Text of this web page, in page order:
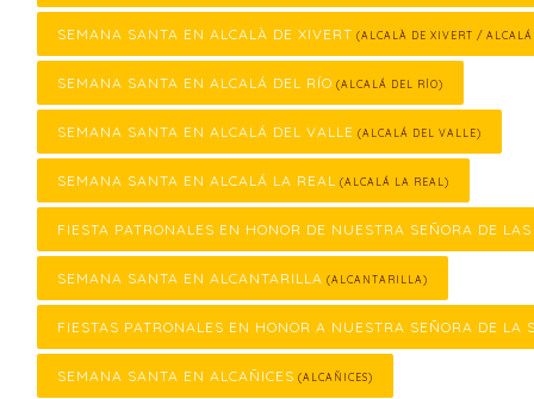
SEMANA SANTA EN ALCALÀ DE XIVERT (ALCALÀ DE XIVERT /
SEMANA SANTA EN ALCALÁ DEL RÍO (ALCALÁ DEL RÍO)
SEMANA SANTA EN ALCALÁ DEL VALLE (ALCALÁ DEL VALLE)
SEMANA SANTA EN ALCALÁ LA REAL (ALCALÁ LA REAL)
FIESTA PATRONALES EN HONOR DE NUESTRA SEÑORA DE LAS
SEMANA SANTA EN ALCANTARILLA (ALCANTARILLA)
FIESTAS PATRONALES EN HONOR A NUESTRA SEÑORA DE LA
SEMANA SANTA EN ALCAÑICES (ALCAÑICES)